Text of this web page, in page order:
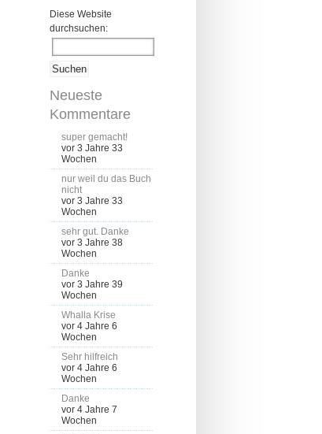
Diese Website
durchsuchen:
Neueste
Kommentare
super gemacht!
vor 3 Jahre 33
Wochen
nur weil du das Buch
nicht
vor 3 Jahre 33
Wochen
sehr gut. Danke
vor 3 Jahre 38
Wochen
Danke
vor 3 Jahre 39
Wochen
Whalla Krise
vor 4 Jahre 6
Wochen
Sehr hilfreich
vor 4 Jahre 6
Wochen
Danke
vor 4 Jahre 7
Wochen